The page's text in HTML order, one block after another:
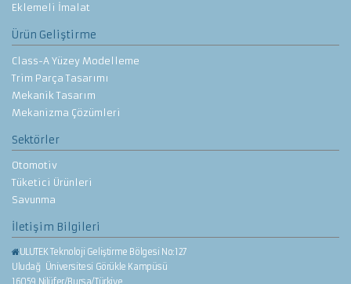
Eklemeli İmalat
Ürün Geliştirme
Class-A Yüzey Modelleme
Trim Parça Tasarımı
Mekanik Tasarım
Mekanizma Çözümleri
Sektörler
Otomotiv
Tüketici Ürünleri
Savunma
İletişim Bilgileri
ULUTEK Teknoloji Geliştirme Bölgesi No:127
Uludağ Üniversitesi Görükle Kampüsü
16059 Nilüfer/Bursa/Türkiye